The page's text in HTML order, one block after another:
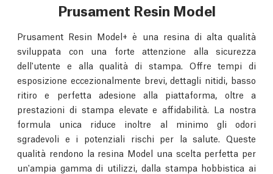
Prusament Resin Model
Prusament Resin Model+ è una resina di alta qualità
sviluppata con una forte attenzione alla sicurezza
dell'utente e alla qualità di stampa. Offre tempi di
esposizione eccezionalmente brevi, dettagli nitidi, basso
ritiro e perfetta adesione alla piattaforma, oltre a
prestazioni di stampa elevate e affidabilità. La nostra
formula unica riduce inoltre al minimo gli odori
sgradevoli e i potenziali rischi per la salute. Queste
qualità rendono la resina Model una scelta perfetta per
un'ampia gamma di utilizzi, dalla stampa hobbistica ai